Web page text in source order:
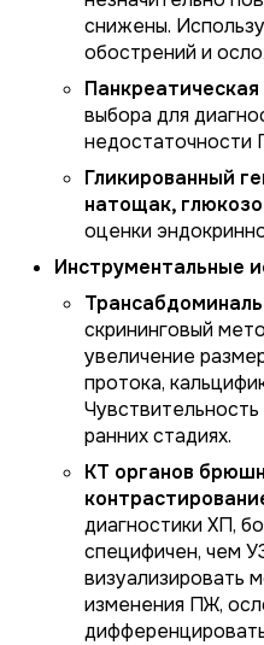
снижены.
обострений и
Панкреатическая
выбора для
недостаточности
Гликированный
натощак,
оценки
Инструментальные
скрининговый
увеличение
протока,
ранних стадиях.
КТ органов
диагностики ХП,
специфичен, чем
визуализировать
изменения ПЖ,